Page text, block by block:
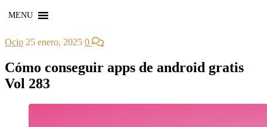
MENU
Ocio 25 enero, 2025 0
Cómo conseguir apps de android gratis
Vol 283